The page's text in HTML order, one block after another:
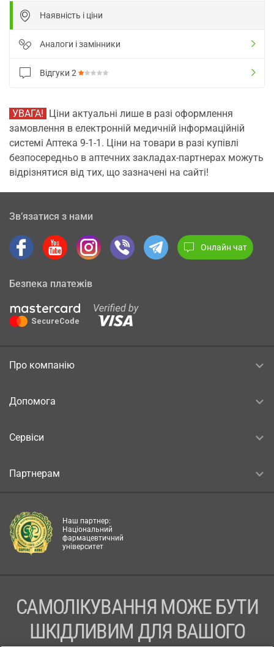
Наявність і ціни
Аналоги і замінники
Відгуки 2
УВАГА! Ціни актуальні лише в разі оформлення
замовлення в електронній медичній інформаційній
системі Аптека 9-1-1. Ціни на товари в разі купівлі
безпосередньо в аптечних закладах-партнерах можуть
відрізнятися від тих, що зазначені на сайті!
Зв’язатися з нами
Онлайн чат
Безпека платежів
Про компанію
Допомога
Сервіси
Партнерам
Наш партнер:
Національний
фармацевтичний
університет
САМОЛІКУВАННЯ МОЖЕ БУТИ
ШКІДЛИВИМ ДЛЯ ВАШОГО